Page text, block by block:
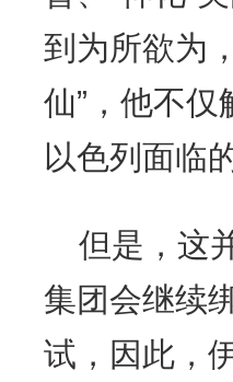
到为所欲为
仙”，他不
以色列面临
但是，这
集团会继续
试，因此，